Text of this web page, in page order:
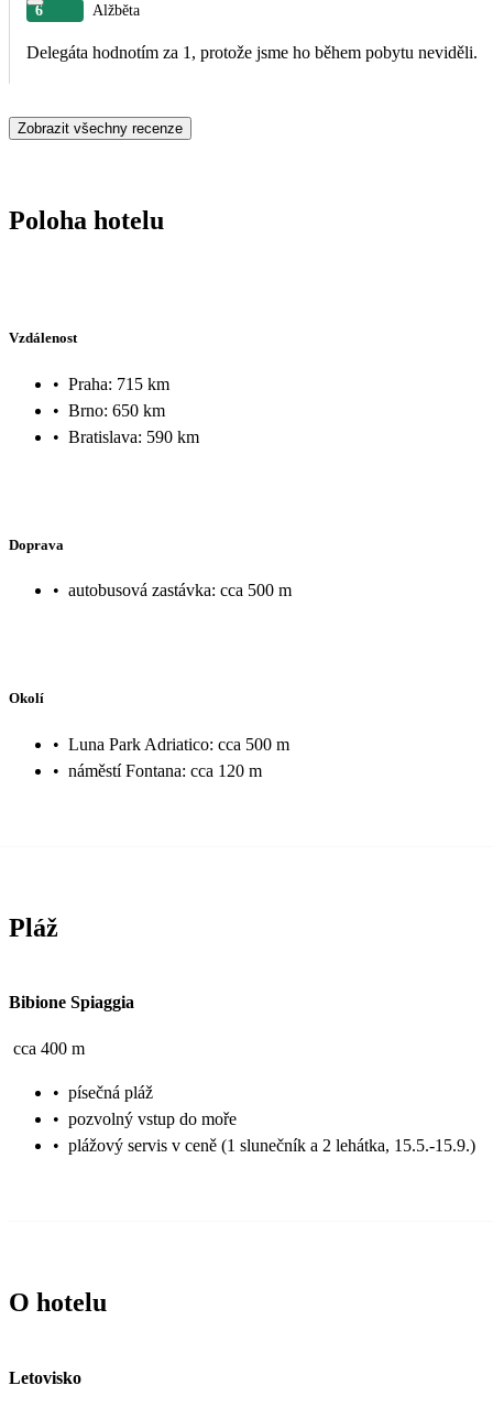
6 Alžběta
Delegáta hodnotím za 1, protože jsme ho během pobytu neviděli.
Zobrazit všechny recenze
Poloha hotelu
Vzdálenost
• Praha: 715 km
• Brno: 650 km
• Bratislava: 590 km
Doprava
• autobusová zastávka: cca 500 m
Okolí
• Luna Park Adriatico: cca 500 m
• náměstí Fontana: cca 120 m
Pláž
Bibione Spiaggia
cca 400 m
• písečná pláž
• pozvolný vstup do moře
• plážový servis v ceně (1 slunečník a 2 lehátka, 15.5.-15.9.)
O hotelu
Letovisko